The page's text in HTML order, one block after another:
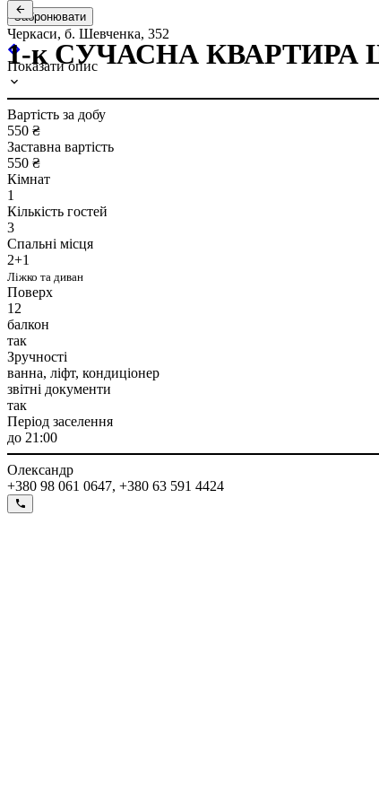
1-к СУЧАСНА КВАРТИРА
Забронювати
Черкаси, б. Шевченка, 352
Показати опис
Вартість за добу
550 ₴
Заставна вартість
550 ₴
Кімнат
1
Кількість гостей
3
Спальні місця
2+1
Ліжко та диван
Поверх
12
балкон
так
Зручності
ванна, ліфт, кондиціонер
звітні документи
так
Період заселення
до 21:00
Олександр
+380 98 061 0647, +380 63 591 4424